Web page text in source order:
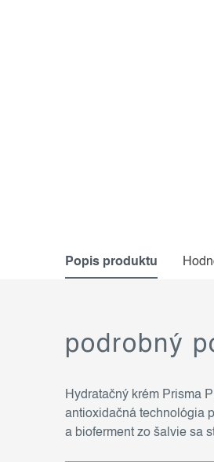
Popis produktu
podrobný
Hydratačný krém Prisma
antioxidačná technológia
a bioferment zo šalvie sa